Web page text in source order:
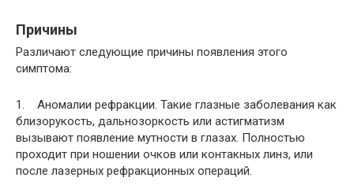
Причины
Различают следующие причины появления этого
симптома:
1. Аномалии рефракции. Такие глазные заболевания как
близорукость, дальнозоркость или астигматизм
вызывают появление мутности в глазах. Полностью
проходит при ношении очков или контакных линз, или
после лазерных рефракционных операций.